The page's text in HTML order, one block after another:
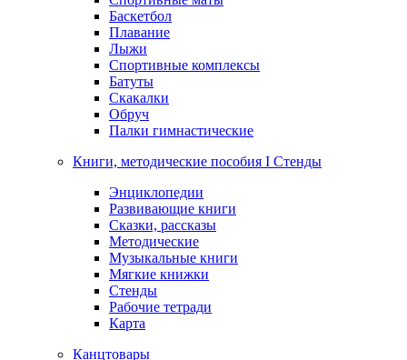
Баскетбол
Плавание
Лыжи
Спортивные комплексы
Батуты
Скакалки
Обруч
Палки гимнастические
Книги, методические пособия I Стенды
Энциклопедии
Развивающие книги
Сказки, рассказы
Методические
Музыкальные книги
Мягкие книжки
Стенды
Рабочие тетради
Карта
Канцтовары